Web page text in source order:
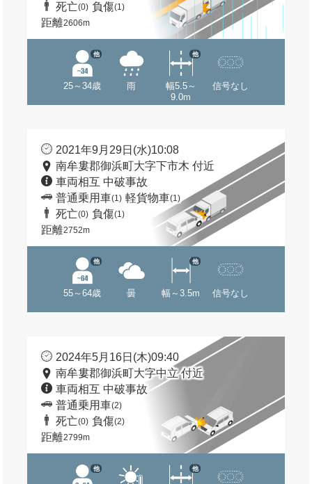
死亡(0) 負傷(1)
距離2606m
25～34歳
他
雨
幅5.5～
9.0m
他
信号なし
2021年9月29日(水)10:08
南牟婁郡御浜町大字下市木 付近
車両相互 中破事故
普通乗用車(1) 軽貨物車(1)
死亡(0) 負傷(1)
距離2752m
55～64歳
他
曇 幅～3.5m
他
信号なし
2024年5月16日(木)09:40
南牟婁郡御浜町大字中立 付近
車両相互 中破事故
普通乗用車(2)
死亡(0) 負傷(2)
距離2799m
他 他